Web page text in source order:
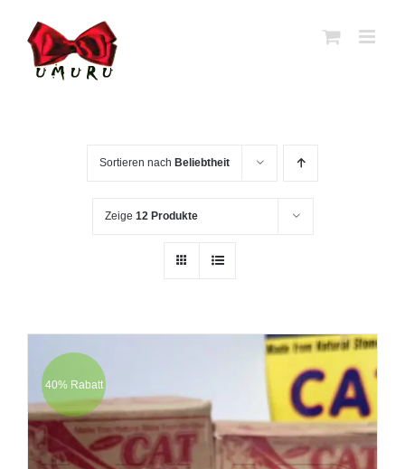
Inhalt
springen
Sortieren nach Beliebtheit
Zeige 12 Produkte
40% Rabatt